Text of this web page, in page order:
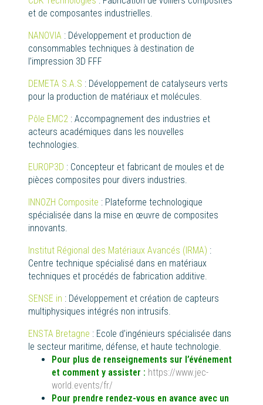
et de composantes industrielles.
NANOVIA : Développement et production de
consommables techniques à destination de
l’impression 3D FFF
DEMETA S.A.S : Développement de catalyseurs verts
pour la production de matériaux et molécules.
Pôle EMC2 : Accompagnement des industries et
acteurs académiques dans les nouvelles
technologies.
EUROP3D : Concepteur et fabricant de moules et de
pièces composites pour divers industries.
INNOZH Composite : Plateforme technologique
spécialisée dans la mise en œuvre de composites
innovants.
Institut Régional des Matériaux Avancés (IRMA) :
Centre technique spécialisé dans en matériaux
techniques et procédés de fabrication additive.
SENSE in : Développement et création de capteurs
multiphysiques intégrés non intrusifs.
ENSTA Bretagne : Ecole d’ingénieurs spécialisée dans
le secteur maritime, défense, et haute technologie.
Pour plus de renseignements sur l’événement
et comment y assister : https://www.jec-
world.events/fr/
Pour prendre rendez-vous en avance avec un